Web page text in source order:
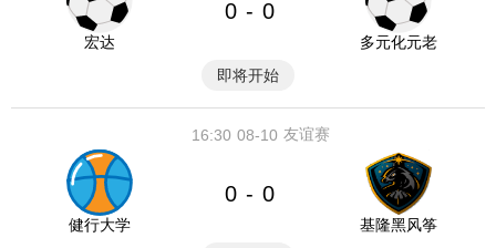
宏达
0 - 0
多元化元老
即将开始
08-10
16:30 友谊赛
健行大学
0 - 0
基隆黑风筝